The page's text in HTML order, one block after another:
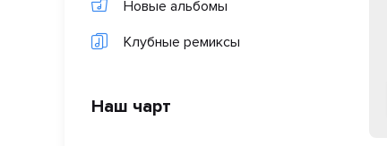
Новые альбомы
Клубные ремиксы
Наш чарт